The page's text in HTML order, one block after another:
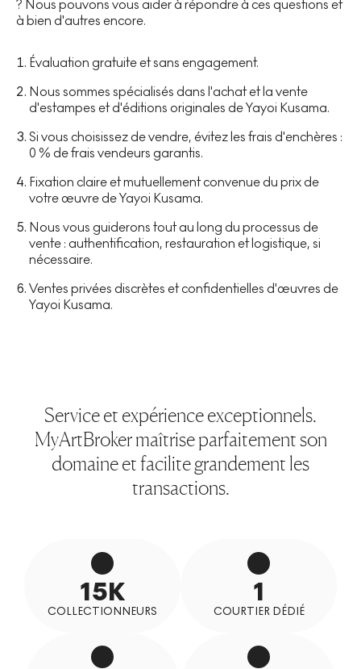
? Nous pouvons vous aider à répondre à ces questions et
à bien d'autres encore.
Évaluation gratuite et sans engagement.
Nous sommes spécialisés dans l'achat et la vente
d'estampes et d'éditions originales de Yayoi Kusama.
Si vous choisissez de vendre, évitez les frais d'enchères :
0 % de frais vendeurs garantis.
Fixation claire et mutuellement convenue du prix de
votre œuvre de Yayoi Kusama.
Nous vous guiderons tout au long du processus de
vente : authentification, restauration et logistique, si
nécessaire.
Ventes privées discrètes et confidentielles d'œuvres de
Yayoi Kusama.
Service et expérience exceptionnels.
MyArtBroker maîtrise parfaitement son
domaine et facilite grandement les
transactions.
15K
COLLECTIONNEURS
1
COURTIER DÉDIÉ